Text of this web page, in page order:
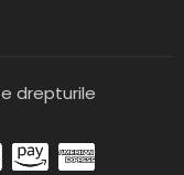
drepturile